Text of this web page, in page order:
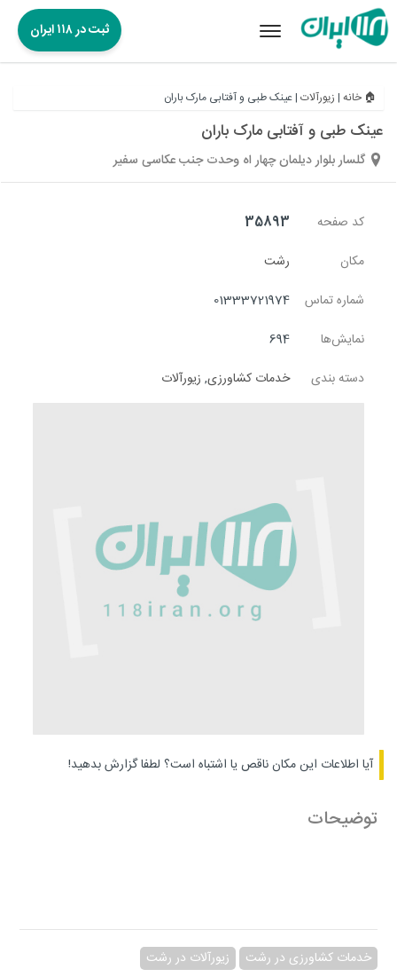
Toggle
ثبت در ۱۱۸ ایران
🏠 خانه | زیورآلات |عینک طبی و آفتابی مارک باران
عینک طبی و آفتابی مارک باران
گلسار بلوار دیلمان چهار اه وحدت جنب عکاسی سفیر
کد صفحه
35893
مکان
رشت
شماره تماس
01333721974
نمایش‌ها
694
دسته بندی
خدمات کشاورزی, زیورآلات
آیا اطلاعات این مکان ناقص یا اشتباه است؟ لطفا گزارش بدهید!
توضیحات
خدمات کشاورزی در رشت زیورآلات در رشت